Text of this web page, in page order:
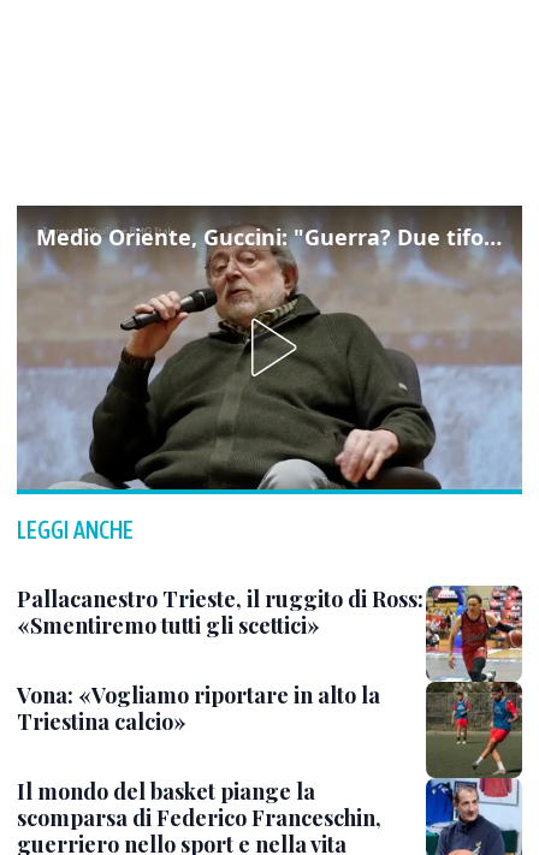
Medio Oriente, Guccini: "Guerra? Due tifoserie che si urlano contro e dimenticano vittime"
LEGGI ANCHE
Pallacanestro Trieste, il ruggito di Ross:
«Smentiremo tutti gli scettici»
Vona: «Vogliamo riportare in alto la
Triestina calcio»
Il mondo del basket piange la
scomparsa di Federico Franceschin,
guerriero nello sport e nella vita